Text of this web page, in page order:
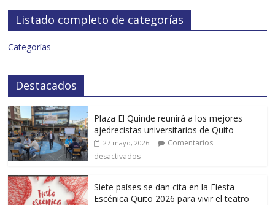
Listado completo de categorías
Categorías
Destacados
Plaza El Quinde reunirá a los mejores
ajedrecistas universitarios de Quito
27 mayo, 2026
Comentarios
desactivados
Siete países se dan cita en la Fiesta
Escénica Quito 2026 para vivir el teatro